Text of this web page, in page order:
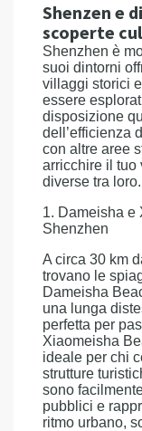
Shenzen e
scoperte
Shenzhen è
suoi dintorni
villaggi storici
essere
disposizione
dell’efficienza
con altre aree
arricchire il tuo
diverse tra loro.
1. Dameisha e
Shenzhen
A circa 30 km
trovano le
Dameisha
una lunga
perfetta per
Xiaomeisha
ideale per chi
strutture
sono
pubblici e
ritmo urbano,